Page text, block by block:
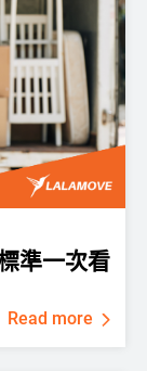
準一次看
Read more